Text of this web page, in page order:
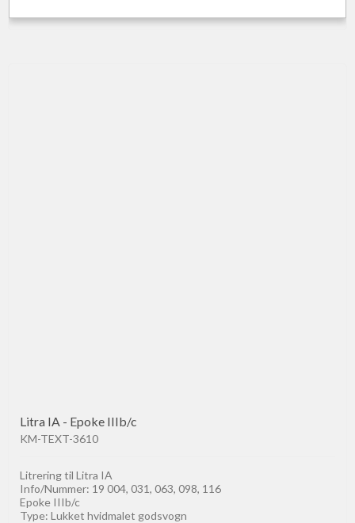
Litra IA - Epoke IIIb/c
KM-TEXT-3610
Litrering til Litra IA
Info/Nummer: 19 004, 031, 063, 098, 116
Epoke IIIb/c
Type: Lukket hvidmalet godsvogn